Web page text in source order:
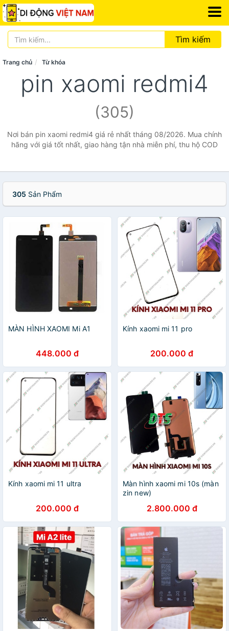
Tìm kiếm
Trang chủ Từ khóa
pin xaomi redmi4
(305)
Nơi bán pin xaomi redmi4 giá rẻ nhất tháng 08/2026. Mua chính
hãng với giá tốt nhất, giao hàng tận nhà miễn phí, thu hộ COD
305 Sản Phẩm
MÀN HÌNH XAOMI Mi A1
448.000 đ
Kính xaomi mi 11 pro
200.000 đ
Kính xaomi mi 11 ultra
200.000 đ
Màn hình xaomi mi 10s (màn
zin new)
2.800.000 đ